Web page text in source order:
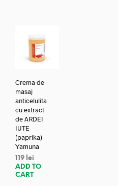
Crema de
masaj
anticelulita
cu extract
de ARDEI
IUTE
(paprika)
Yamuna
119 lei
ADD TO
CART